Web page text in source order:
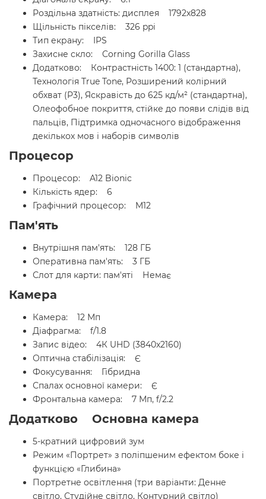
Роздільна здатність: дисплея 1792x828
Щільність пікселів: 326 ppi
Тип екрану: IPS
Захисне скло: Corning Gorilla Glass
Додатково: Контрастність 1400: 1 (стандартна),
Технологія True Tone, Розширений колірний
обхват (P3), Яскравість до 625 кд/м² (стандартна),
Олеофобное покриття, стійке до появи слідів від
пальців, Підтримка одночасного відображення
декількох мов і наборів символів
Процесор
Процесор: A12 Bionic
Кількість ядер: 6
Графічний процесор: M12
Пам'ять
Внутрішня пам'ять: 128 ГБ
Оперативна пам'ять: 3 ГБ
Слот для карти: пам'яті Немає
Камера
Камера: 12 Мп
Діафрагма: f/1.8
Запис відео: 4К UHD (3840x2160)
Оптична стабілізація: Є
Фокусування: Гібридна
Спалах основної камери: Є
Фронтальна камера: 7 Мп, f/2.2
Додатково Основна камера
5-кратний цифровий зум
Режим «Портрет» з поліпшеним ефектом боке і
функцією «Глибина»
Портретне освітлення (три варіанти: Денне
світло, Студійне світло, Контурний світло)